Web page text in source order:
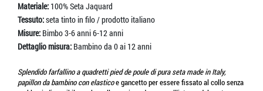
Materiale: 100% Seta Jaquard
Tessuto:seta tinto in filo / prodotto italiano
Misure: Bimbo 3-6 anni 6-12 anni
Dettaglio misura: Bambino da 0 ai 12 anni
Splendido farfallino a quadretti pied de poule di pura seta made in Italy,
papillon da bambino con elasticoe gancetto per essere fissato al collo senza